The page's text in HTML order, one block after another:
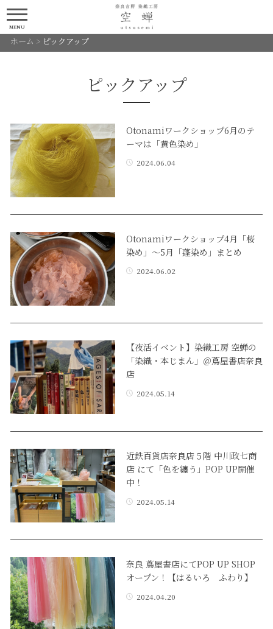
MENU
ホーム > ピックアップ
ピックアップ
Otonamiワークショップ6月のテ
ーマは「黄色染め」
2024.06.04
Otonamiワークショップ4月「桜
染め」〜5月「蓬染め」まとめ
2024.06.02
【夜活イベント】染織工房 空蝉の
「染織・本じまん」＠蔦屋書店奈良
店
2024.05.14
近鉄百貨店奈良店５階 中川政七商
店 にて「色を纏う」POP UP開催
中！
2024.05.14
奈良 蔦屋書店にてPOP UP SHOP
オープン！【はるいろ ふわり】
2024.04.20